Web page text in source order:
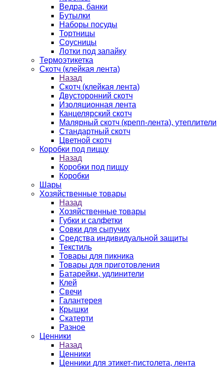
Ведра, банки
Бутылки
Наборы посуды
Тортницы
Соусницы
Лотки под запайку
Термоэтикетка
Скотч (клейкая лента)
Назад
Скотч (клейкая лента)
Двусторонний скотч
Изоляционная лента
Канцелярский скотч
Малярный скотч (крепп-лента), утеплители
Стандартный скотч
Цветной скотч
Коробки под пиццу
Назад
Коробки под пиццу
Коробки
Шары
Хозяйственные товары
Назад
Хозяйственные товары
Губки и салфетки
Совки для сыпучих
Средства индивидуальной защиты
Текстиль
Товары для пикника
Товары для приготовления
Батарейки, удлинители
Клей
Свечи
Галантерея
Крышки
Скатерти
Разное
Ценники
Назад
Ценники
Ценники для этикет-пистолета, лента